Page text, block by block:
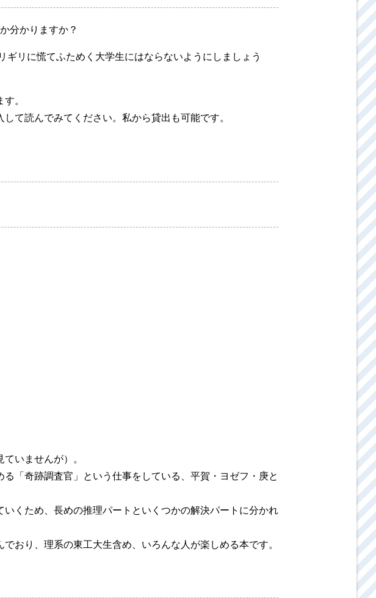
分かりますか？
リに慌てふためく大学生にはならないようにしましょう
。
て読んでみてください。私から貸出も可能です。
いませんが）。
「奇跡調査官」という仕事をしている、平賀・ヨゼフ・庚と
くため、長めの推理パートといくつかの解決パートに分かれ
おり、理系の東工大生含め、いろんな人が楽しめる本です。